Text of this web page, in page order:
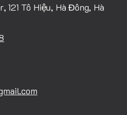
121 Tô Hiệu, Hà Đông, Hà